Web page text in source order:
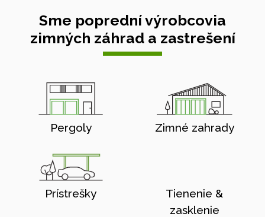
Sme poprední výrobcovia
zimných záhrad a zastrešení
Pergoly Zimné zahrady
Prístrešky
Tienenie &
zasklenie